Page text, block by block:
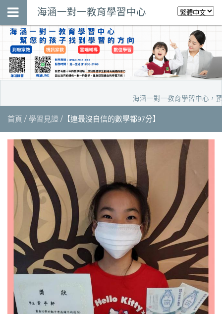
海涵一對一教育學習中心
海涵一對一教育學習中心，
首頁 學習見證 【連最沒自信的數學都97分】